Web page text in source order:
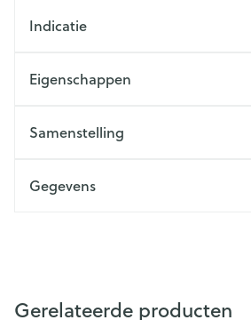
Indicatie
Eigenschappen
Samenstelling
Gegevens
Gerelateerde producten